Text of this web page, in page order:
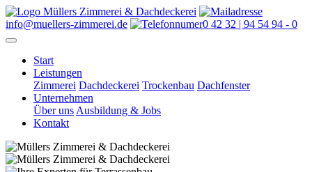
info@muellers-zimmerei.de 0 42 32 | 94 54 94 - 0
Start
Leistungen
Zimmerei Dachdeckerei Trockenbau Dachfenster
Unternehmen
Über uns Ausbildung & Jobs
Kontakt